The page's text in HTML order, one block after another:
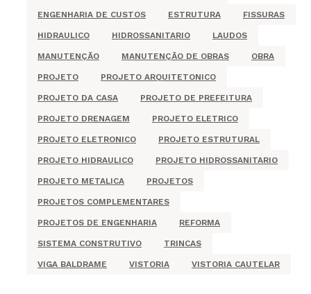
ENGENHARIA DE CUSTOS ESTRUTURA FISSURAS
HIDRAULICO HIDROSSANITARIO LAUDOS
MANUTENÇÃO MANUTENÇÃO DE OBRAS OBRA
PROJETO PROJETO ARQUITETONICO
PROJETO DA CASA PROJETO DE PREFEITURA
PROJETO DRENAGEM PROJETO ELETRICO
PROJETO ELETRONICO PROJETO ESTRUTURAL
PROJETO HIDRAULICO PROJETO HIDROSSANITARIO
PROJETO METALICA PROJETOS
PROJETOS COMPLEMENTARES
PROJETOS DE ENGENHARIA REFORMA
SISTEMA CONSTRUTIVO TRINCAS
VIGA BALDRAME VISTORIA VISTORIA CAUTELAR